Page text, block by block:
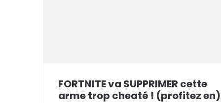
FORTNITE va SUPPRIMER cette
arme trop cheaté ! (profitez en)